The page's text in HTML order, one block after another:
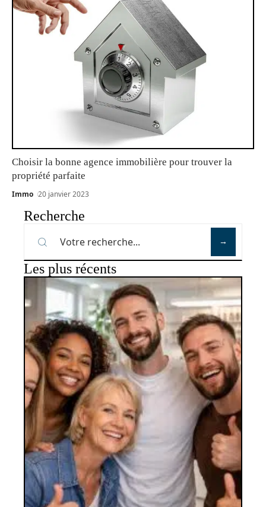
Choisir la bonne agence immobilière pour trouver la
propriété parfaite
Immo 20 janvier 2023
Recherche
Les plus récents